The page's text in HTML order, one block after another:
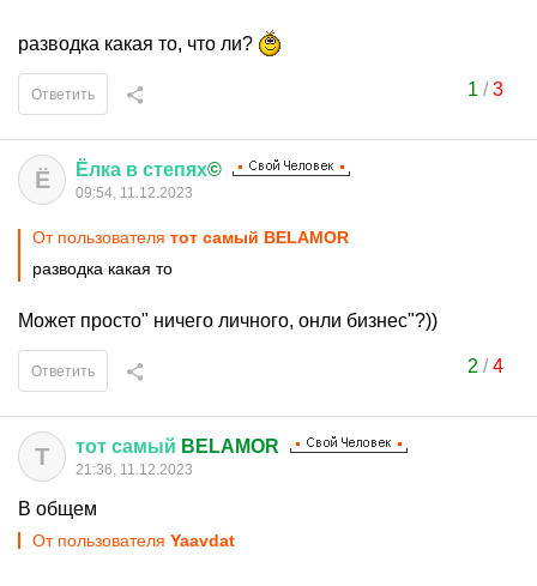
разводка какая то, что ли?
1/3
Ответить
Ё Ёлка в степях©
09:54, 11.12.2023
От пользователя тот самый BELAMOR
разводка какая то
Может просто" ничего личного, онли бизнес"?))
2/4
Ответить
Т тот самый BELAMOR
21:36, 11.12.2023
В общем
От пользователя Yaavdat